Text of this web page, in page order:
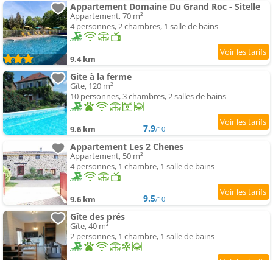
Appartement Domaine Du Grand Roc - Sitelle
Appartement, 70 m²
4 personnes, 2 chambres, 1 salle de bains
9.4 km
Gite à la ferme
Gîte, 120 m²
10 personnes, 3 chambres, 2 salles de bains
9.6 km 7.9/10
Appartement Les 2 Chenes
Appartement, 50 m²
4 personnes, 1 chambre, 1 salle de bains
9.6 km 9.5/10
Gîte des prés
Gîte, 40 m²
2 personnes, 1 chambre, 1 salle de bains